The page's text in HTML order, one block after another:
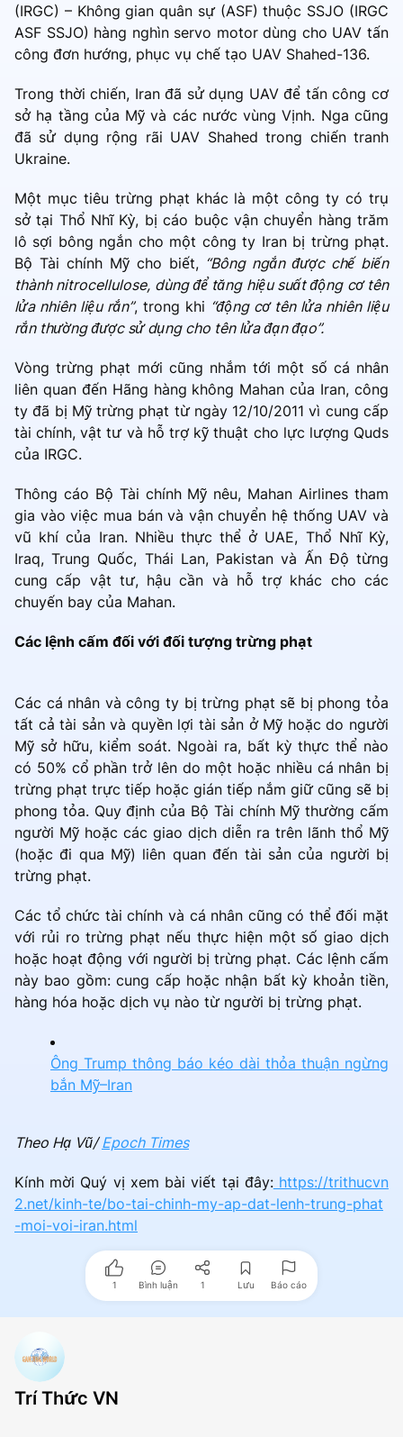
(IRGC) – Không gian quân sự (ASF) thuộc SSJO (IRGC
ASF SSJO) hàng nghìn servo motor dùng cho UAV tấn
công đơn hướng, phục vụ chế tạo UAV Shahed-136.
Trong thời chiến, Iran đã sử dụng UAV để tấn công cơ
sở hạ tầng của Mỹ và các nước vùng Vịnh. Nga cũng
đã sử dụng rộng rãi UAV Shahed trong chiến tranh
Ukraine.
Một mục tiêu trừng phạt khác là một công ty có trụ
sở tại Thổ Nhĩ Kỳ, bị cáo buộc vận chuyển hàng trăm
lô sợi bông ngắn cho một công ty Iran bị trừng phạt.
Bộ Tài chính Mỹ cho biết, “Bông ngắn được chế biến
thành nitrocellulose, dùng để tăng hiệu suất động cơ tên
lửa nhiên liệu rắn”, trong khi “động cơ tên lửa nhiên liệu
rắn thường được sử dụng cho tên lửa đạn đạo”.
Vòng trừng phạt mới cũng nhắm tới một số cá nhân
liên quan đến Hãng hàng không Mahan của Iran, công
ty đã bị Mỹ trừng phạt từ ngày 12/10/2011 vì cung cấp
tài chính, vật tư và hỗ trợ kỹ thuật cho lực lượng Quds
của IRGC.
Thông cáo Bộ Tài chính Mỹ nêu, Mahan Airlines tham
gia vào việc mua bán và vận chuyển hệ thống UAV và
vũ khí của Iran. Nhiều thực thể ở UAE, Thổ Nhĩ Kỳ,
Iraq, Trung Quốc, Thái Lan, Pakistan và Ấn Độ từng
cung cấp vật tư, hậu cần và hỗ trợ khác cho các
chuyến bay của Mahan.
Các lệnh cấm đối với đối tượng trừng phạt
Các cá nhân và công ty bị trừng phạt sẽ bị phong tỏa
tất cả tài sản và quyền lợi tài sản ở Mỹ hoặc do người
Mỹ sở hữu, kiểm soát. Ngoài ra, bất kỳ thực thể nào
có 50% cổ phần trở lên do một hoặc nhiều cá nhân bị
trừng phạt trực tiếp hoặc gián tiếp nắm giữ cũng sẽ bị
phong tỏa. Quy định của Bộ Tài chính Mỹ thường cấm
người Mỹ hoặc các giao dịch diễn ra trên lãnh thổ Mỹ
(hoặc đi qua Mỹ) liên quan đến tài sản của người bị
trừng phạt.
Các tổ chức tài chính và cá nhân cũng có thể đối mặt
với rủi ro trừng phạt nếu thực hiện một số giao dịch
hoặc hoạt động với người bị trừng phạt. Các lệnh cấm
này bao gồm: cung cấp hoặc nhận bất kỳ khoản tiền,
hàng hóa hoặc dịch vụ nào từ người bị trừng phạt.
Ông Trump thông báo kéo dài thỏa thuận ngừng
bắn Mỹ–Iran
Theo Hạ Vũ/Epoch Times
Kính mời Quý vị xem bài viết tại đây:https://trithucvn
2.net/kinh-te/bo-tai-chinh-my-ap-dat-lenh-trung-phat
-moi-voi-iran.html
1 Bình luận 1 Lưu Báo cáo
Trí Thức VN